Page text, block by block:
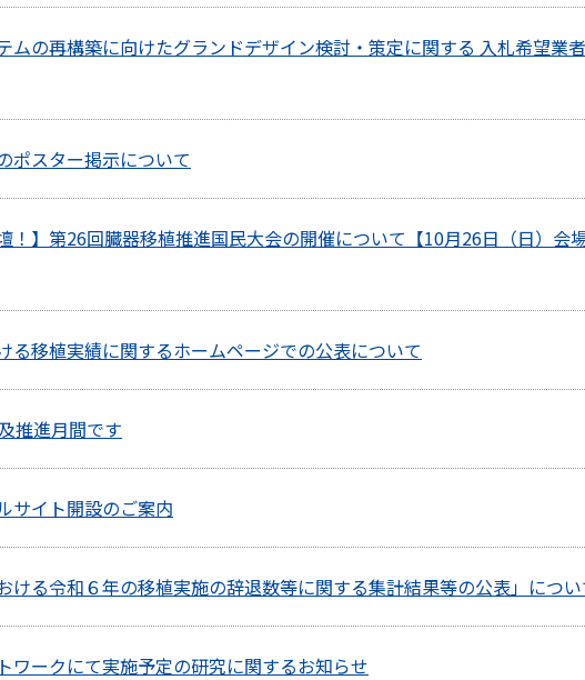
ムの再構築に向けたグランドデザイン検討・策定に関する 入札希望業
ポスター掲示について
！】第26回臓器移植推進国民大会の開催について【10月26日（日）会
る移植実績に関するホームページでの公表について
推進月間です
サイト開設のご案内
ける令和６年の移植実施の辞退数等に関する集計結果等の公表」につ
ワークにて実施予定の研究に関するお知らせ